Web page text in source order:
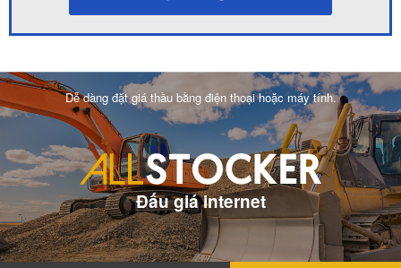
Dễ dàng đặt giá thầu bằng điện thoại hoặc máy tính.
Đấu giá internet